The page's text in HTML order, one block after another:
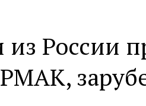
из России